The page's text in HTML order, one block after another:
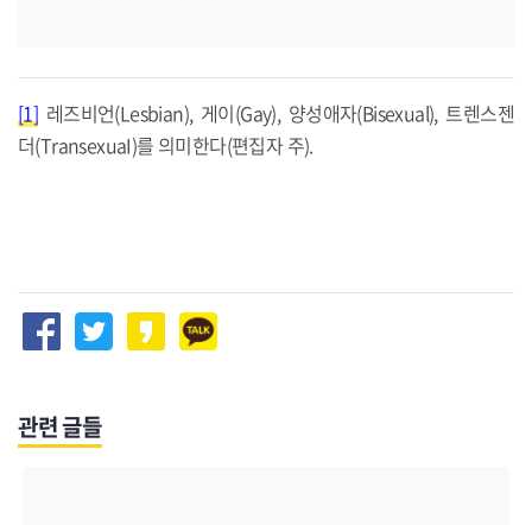
[1] 레즈비언(Lesbian), 게이(Gay), 양성애자(Bisexual), 트렌스젠
더(TransexuaI)를 의미한다(편집자 주).
관련 글들